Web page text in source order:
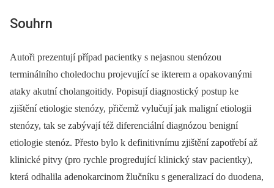
Souhrn
Autoři prezentují případ pa­cientky s nejasnou stenózou
terminálního choledochu projevující se ikterem a opakovanými
ataky akutní cholangoitidy. Popisují dia­gnostický postup ke
zjištění etiologie stenózy, přičemž vylučují jak maligní etiologii
stenózy, tak se zabývají též diferenciální dia­gnózou benigní
etiologie stenóz. Přesto bylo k definitivnímu zjištění zapotřebí až
klinické pitvy (pro rychle progredující klinický stav pa­cientky),
která odhalila adenokarcinom žlučníku s generalizací do duodena,